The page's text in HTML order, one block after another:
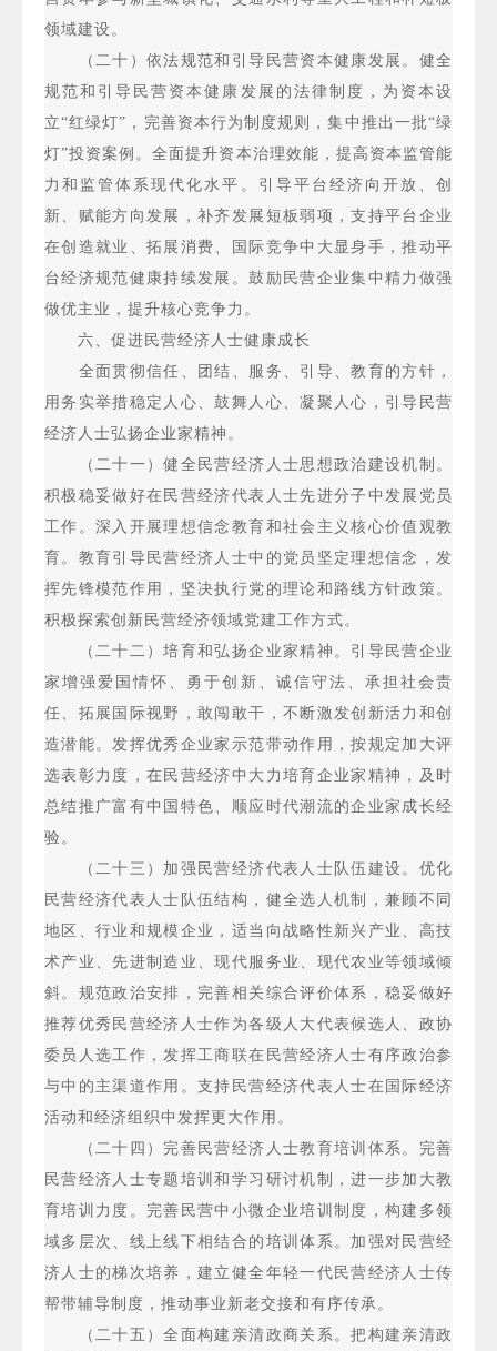
领域建设。
（二十）依法规范和引导民营资本健康发展。健全
规范和引导民营资本健康发展的法律制度，为资本设
立“红绿灯”，完善资本行为制度规则，集中推出一批“绿
灯”投资案例。全面提升资本治理效能，提高资本监管能
力和监管体系现代化水平。引导平台经济向开放、创
新、赋能方向发展，补齐发展短板弱项，支持平台企业
在创造就业、拓展消费、国际竞争中大显身手，推动平
台经济规范健康持续发展。鼓励民营企业集中精力做强
做优主业，提升核心竞争力。
六、促进民营经济人士健康成长
全面贯彻信任、团结、服务、引导、教育的方针，
用务实举措稳定人心、鼓舞人心、凝聚人心，引导民营
经济人士弘扬企业家精神。
（二十一）健全民营经济人士思想政治建设机制。
积极稳妥做好在民营经济代表人士先进分子中发展党员
工作。深入开展理想信念教育和社会主义核心价值观教
育。教育引导民营经济人士中的党员坚定理想信念，发
挥先锋模范作用，坚决执行党的理论和路线方针政策。
积极探索创新民营经济领域党建工作方式。
（二十二）培育和弘扬企业家精神。引导民营企业
家增强爱国情怀、勇于创新、诚信守法、承担社会责
任、拓展国际视野，敢闯敢干，不断激发创新活力和创
造潜能。发挥优秀企业家示范带动作用，按规定加大评
选表彰力度，在民营经济中大力培育企业家精神，及时
总结推广富有中国特色、顺应时代潮流的企业家成长经
验。
（二十三）加强民营经济代表人士队伍建设。优化
民营经济代表人士队伍结构，健全选人机制，兼顾不同
地区、行业和规模企业，适当向战略性新兴产业、高技
术产业、先进制造业、现代服务业、现代农业等领域倾
斜。规范政治安排，完善相关综合评价体系，稳妥做好
推荐优秀民营经济人士作为各级人大代表候选人、政协
委员人选工作，发挥工商联在民营经济人士有序政治参
与中的主渠道作用。支持民营经济代表人士在国际经济
活动和经济组织中发挥更大作用。
（二十四）完善民营经济人士教育培训体系。完善
民营经济人士专题培训和学习研讨机制，进一步加大教
育培训力度。完善民营中小微企业培训制度，构建多领
域多层次、线上线下相结合的培训体系。加强对民营经
济人士的梯次培养，建立健全年轻一代民营经济人士传
帮带辅导制度，推动事业新老交接和有序传承。
（二十五）全面构建亲清政商关系。把构建亲清政